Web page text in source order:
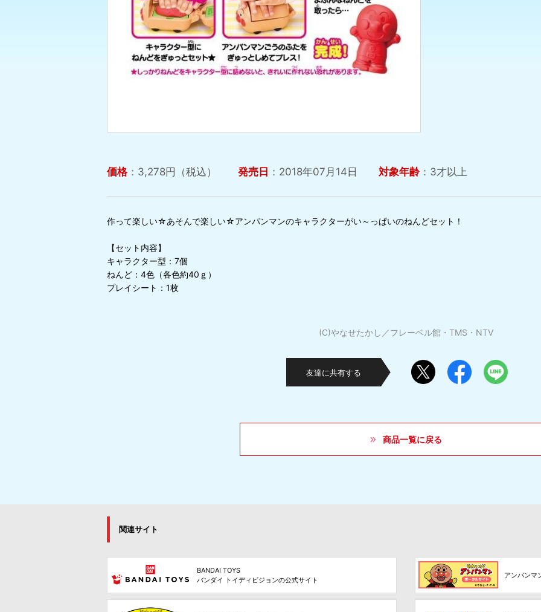
価格：3,278円（税込） 発売日 ：2018年07月14日 対象年齢：3才以上
作って楽しい☆あそんで楽しい☆アンパンマンのキャラクターがい～っぱいのねんどセット！
【セット内容】
キャラクター型：7個
ねんど：4色（各色約40ｇ）
プレイシート：1枚
(C)やなせたかし／フレーベル館・TMS・NTV
友達に共有する
商品一覧に戻る
関連サイト
BANDAI TOYS
バンダイ トイディビジョンの公式サイト
アンパンマ